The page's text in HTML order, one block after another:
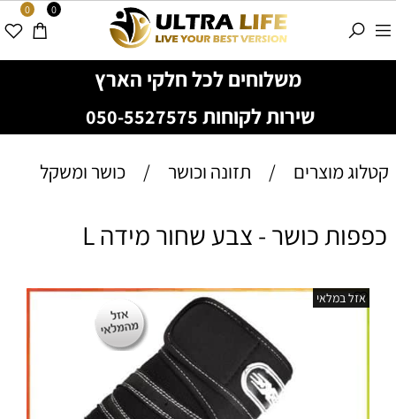
משלוחים לכל חלקי הארץ
שירות לקוחות 050-5527575
0 0
קטלוג מוצרים / תזונה וכושר / כושר ומשקל
כפפות כושר - צבע שחור מידה L
אזל במלאי